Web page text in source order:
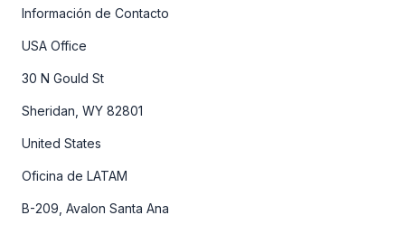
Información de Contacto
USA Office
30 N Gould St
Sheridan, WY 82801
United States
Oficina de LATAM
B-209, Avalon Santa Ana